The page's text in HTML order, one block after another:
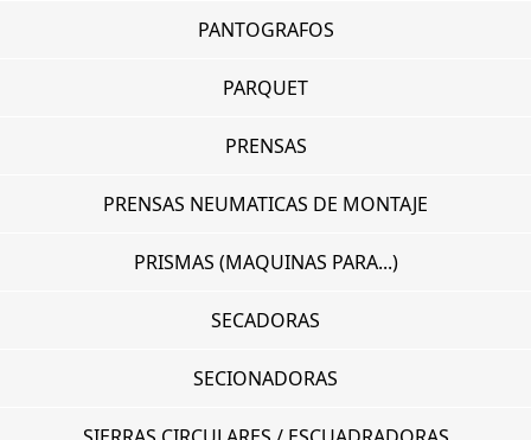
PANTOGRAFOS
PARQUET
PRENSAS
PRENSAS NEUMATICAS DE MONTAJE
PRISMAS (MAQUINAS PARA...)
SECADORAS
SECIONADORAS